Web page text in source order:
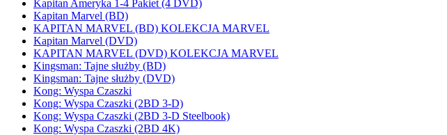
Kapitan Ameryka 1-4 Pakiet (4 DVD)
Kapitan Marvel (BD)
KAPITAN MARVEL (BD) KOLEKCJA MARVEL
Kapitan Marvel (DVD)
KAPITAN MARVEL (DVD) KOLEKCJA MARVEL
Kingsman: Tajne służby (BD)
Kingsman: Tajne służby (DVD)
Kong: Wyspa Czaszki
Kong: Wyspa Czaszki (2BD 3-D)
Kong: Wyspa Czaszki (2BD 3-D Steelbook)
Kong: Wyspa Czaszki (2BD 4K)